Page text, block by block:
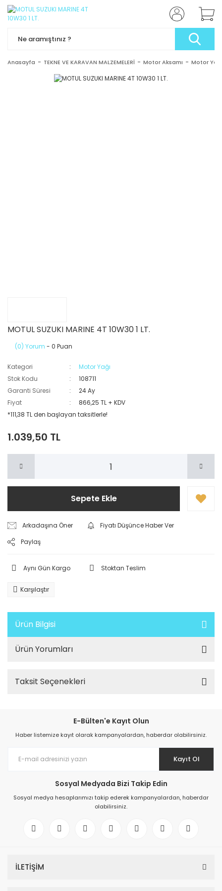
Anasayfa TEKNE VE KARAVAN MALZEMELERİ Motor Aksamı Motor Yağı
MOTUL SUZUKI MARINE 4T 10W30 1 LT.
(0) Yorum - 0 Puan
Kategori
Motor Yağı
Stok Kodu
108711
Garanti Süresi
24 Ay
Fiyat
866,25 TL + KDV
*111,38 TL den başlayan taksitlerle!
1.039,50 TL
Sepete Ekle
Arkadaşına Öner
Fiyatı Düşünce Haber Ver
Paylaş
Aynı Gün Kargo Stoktan Teslim
Karşılaştır
Ürün Bilgisi
Ürün Yorumları
Taksit Seçenekleri
E-Bülten'e Kayıt Olun
Haber listemize kayıt olarak kampanyalardan, haberdar olabilirsiniz.
Kayıt Ol
Sosyal Medyada Bizi Takip Edin
Sosyal medya hesaplarımızı takip ederek kampanyalardan, haberdar
olabilirsiniz.
İLETİŞİM